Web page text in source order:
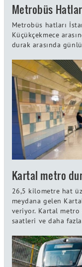
Metrobüs
Metrobüs hatları
Küçükçekmece
durak arasında
Kartal metro
26,5 kilometre hat
meydana gelen
veriyor. Kartal metro
saatleri ve daha